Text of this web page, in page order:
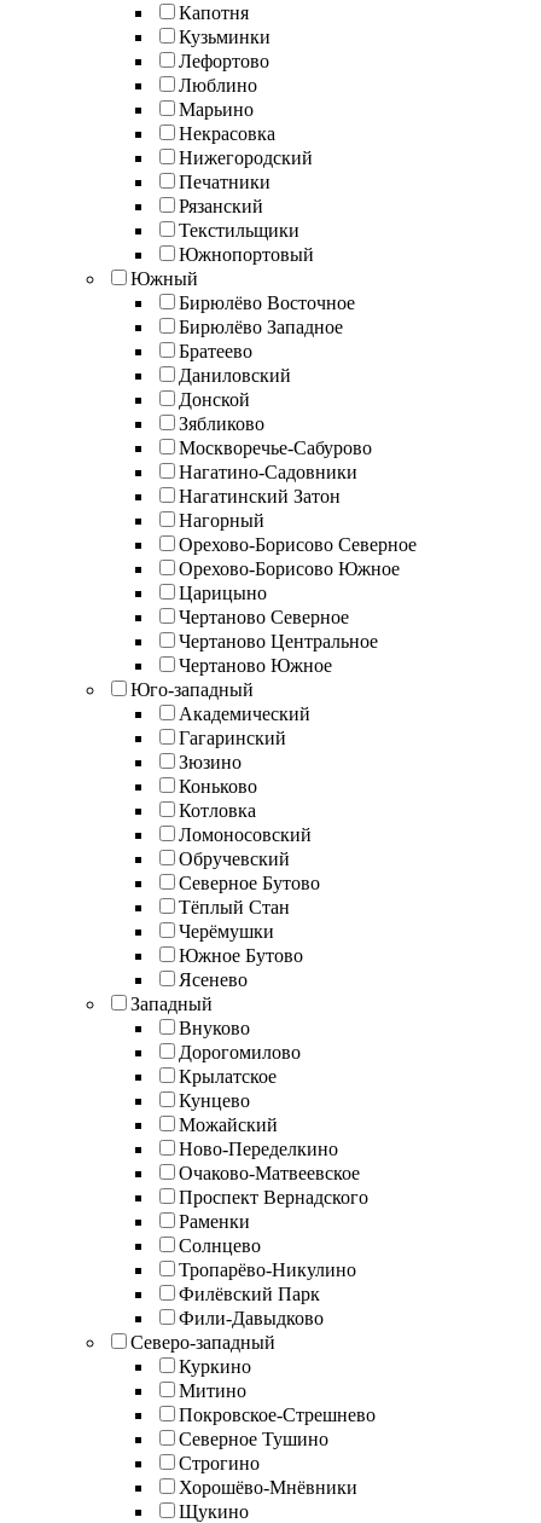
Капотня
Кузьминки
Лефортово
Люблино
Марьино
Некрасовка
Нижегородский
Печатники
Рязанский
Текстильщики
Южнопортовый
Южный
Бирюлёво Восточное
Бирюлёво Западное
Братеево
Даниловский
Донской
Зябликово
Москворечье-Сабурово
Нагатино-Садовники
Нагатинский Затон
Нагорный
Орехово-Борисово Северное
Орехово-Борисово Южное
Царицыно
Чертаново Северное
Чертаново Центральное
Чертаново Южное
Юго-западный
Академический
Гагаринский
Зюзино
Коньково
Котловка
Ломоносовский
Обручевский
Северное Бутово
Тёплый Стан
Черёмушки
Южное Бутово
Ясенево
Западный
Внуково
Дорогомилово
Крылатское
Кунцево
Можайский
Ново-Переделкино
Очаково-Матвеевское
Проспект Вернадского
Раменки
Солнцево
Тропарёво-Никулино
Филёвский Парк
Фили-Давыдково
Северо-западный
Куркино
Митино
Покровское-Стрешнево
Северное Тушино
Строгино
Хорошёво-Мнёвники
Щукино